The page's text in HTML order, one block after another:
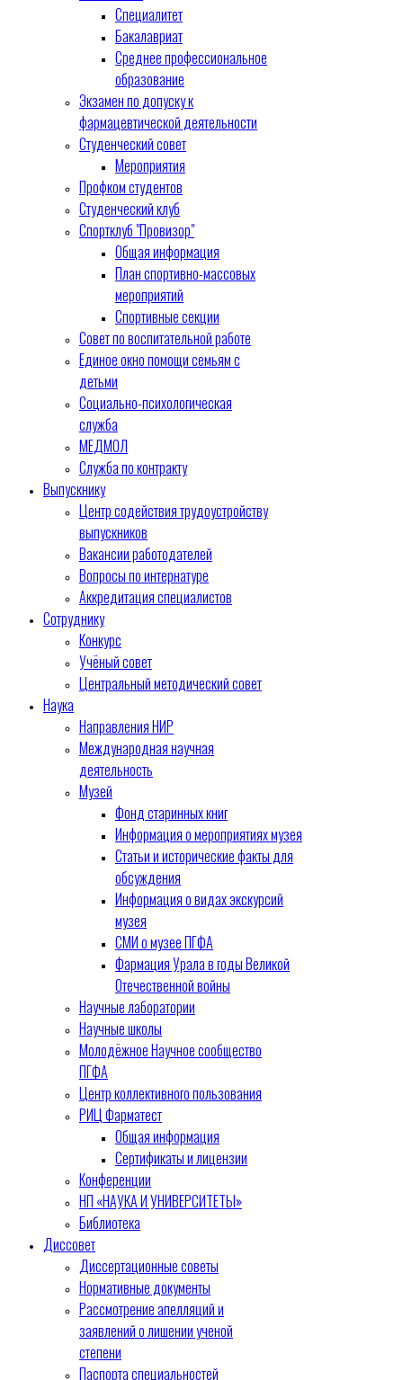
Специалитет
Бакалавриат
Среднее профессиональное
образование
Экзамен по допуску к
фармацевтической деятельности
Студенческий совет
Мероприятия
Профком студентов
Студенческий клуб
Спортклуб "Провизор"
Общая информация
План спортивно-массовых
мероприятий
Спортивные секции
Совет по воспитательной работе
Единое окно помощи семьям с
детьми
Социально-психологическая
служба
МЕДМОЛ
Служба по контракту
Выпускнику
Центр содействия трудоустройству
выпускников
Вакансии работодателей
Вопросы по интернатуре
Аккредитация специалистов
Сотруднику
Конкурс
Учёный совет
Центральный методический совет
Наука
Направления НИР
Международная научная
деятельность
Музей
Фонд старинных книг
Информация о мероприятиях музея
Статьи и исторические факты для
обсуждения
Информация о видах экскурсий
музея
СМИ о музее ПГФА
Фармация Урала в годы Великой
Отечественной войны
Научные лаборатории
Научные школы
Молодёжное Научное сообщество
ПГФА
Центр коллективного пользования
РИЦ Фарматест
Общая информация
Сертификаты и лицензии
Конференции
НП «НАУКА И УНИВЕРСИТЕТЫ»
Библиотека
Диссовет
Диссертационные советы
Нормативные документы
Рассмотрение апелляций и
заявлений о лишении ученой
степени
Паспорта специальностей